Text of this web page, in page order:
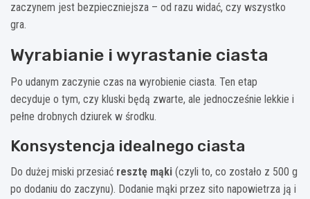
zaczynem jest bezpieczniejsza – od razu widać, czy wszystko
gra.
Wyrabianie i wyrastanie ciasta
Po udanym zaczynie czas na wyrobienie ciasta. Ten etap
decyduje o tym, czy kluski będą zwarte, ale jednocześnie lekkie i
pełne drobnych dziurek w środku.
Konsystencja idealnego ciasta
Do dużej miski przesiać resztę mąki (czyli to, co zostało z 500 g
po dodaniu do zaczynu). Dodanie mąki przez sito napowietrza ją i